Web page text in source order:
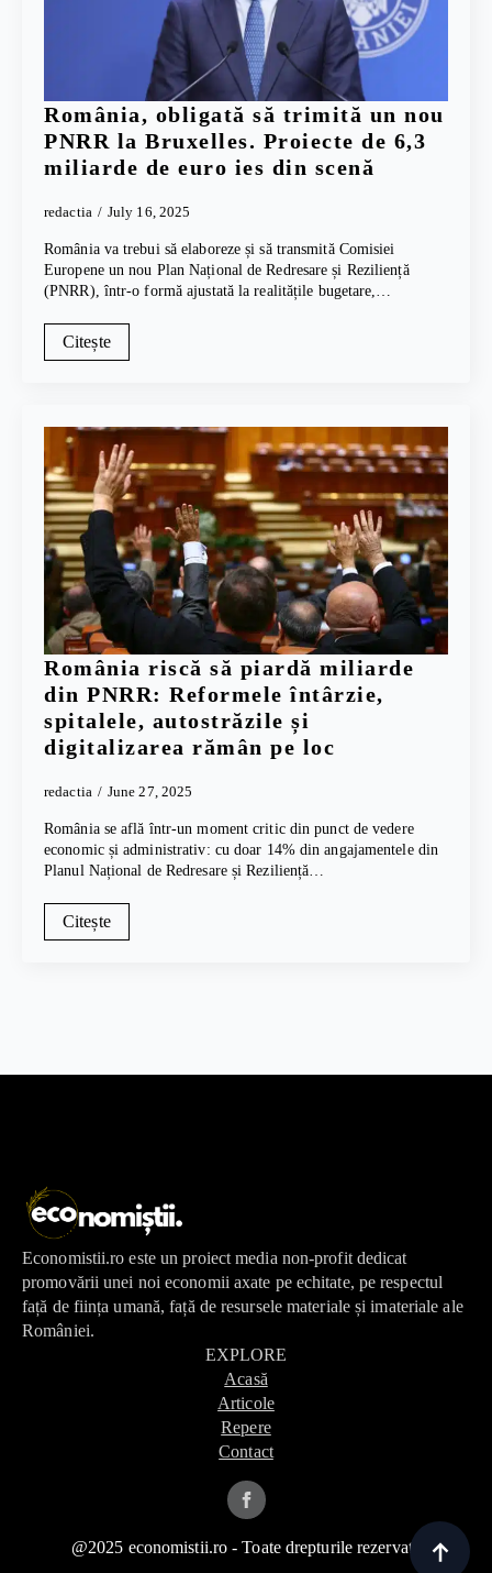
România, obligată să trimită un nou
PNRR la Bruxelles. Proiecte de 6,3
miliarde de euro ies din scenă
redactia July 16, 2025
România va trebui să elaboreze și să transmită Comisiei
Europene un nou Plan Național de Redresare și Reziliență
(PNRR), într-o formă ajustată la realitățile bugetare,…
Citește
România riscă să piardă miliarde
din PNRR: Reformele întârzie,
spitalele, autostrăzile și
digitalizarea rămân pe loc
redactia June 27, 2025
România se află într-un moment critic din punct de vedere
economic și administrativ: cu doar 14% din angajamentele din
Planul Național de Redresare și Reziliență…
Citește
Economistii.ro este un proiect media non-profit dedicat
promovării unei noi economii axate pe echitate, pe respectul
față de ființa umană, față de resursele materiale și imateriale ale
României.
EXPLORE
Acasă
Articole
Repere
Contact
@2025 economistii.ro - Toate drepturile rezervate